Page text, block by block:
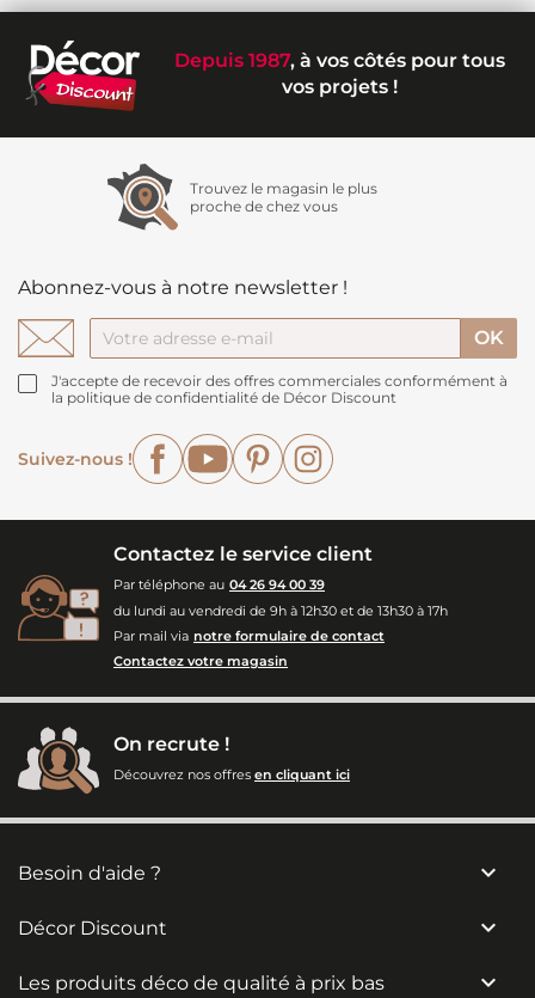
Depuis 1987, à vos côtés pour tous
vos projets !
Trouvez le magasin le plus
proche de chez vous
Abonnez-vous à notre newsletter !
J'accepte de recevoir des offres commerciales conformément à
la politique de confidentialité de Décor Discount
Suivez-nous !
FacebookYouTubePinterest
Contactez le service client
Par téléphone au 04 26 94 00 39
du lundi au vendredi de 9h à 12h30 et de 13h30 à 17h
Par mail via notre formulaire de contact
Contactez votre magasin
On recrute !
Découvrez nos offres en cliquant ici
Besoin d'aide ? 
Décor Discount 
Les produits déco de qualité à prix bas 